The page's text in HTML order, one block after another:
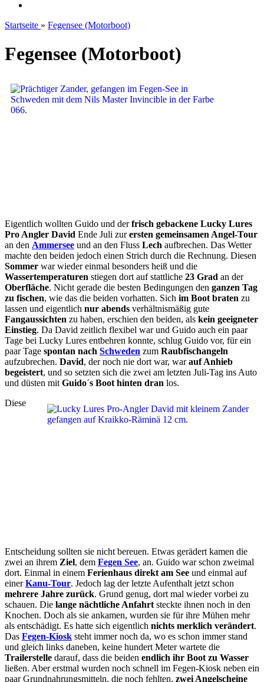
Startseite » Fegensee (Motorboot)
Fegensee (Motorboot)
Eigentlich wollten Guido und derfrisch gebackene Lucky Lures
Pro Angler David Ende Juli zurersten gemeinsamen Angel-Tour
an den Ammersee und an den Fluss Lech aufbrechen. Das Wetter
machte den beiden jedoch einen Strich durch die Rechnung. Diesen
Sommer war wieder einmal besonders heiß und die
Wassertemperaturen stiegen dort auf stattliche 23 Grad an der
Oberfläche. Nicht gerade die besten Bedingungen den ganzen Tag
zu fischen, wie das die beiden vorhatten. Sich im Boot braten zu
lassen und eigentlich nur abends verhältnismäßig gute
Fangaussichten zu haben, erschien den beiden, als kein geeigneter
Einstieg. Da David zeitlich flexibel war und Guido auch ein paar
Tage bei Lucky Lures entbehren konnte, schlug Guido vor, für ein
paar Tage spontan nach Schweden zum Raubfischangeln
aufzubrechen. David, der noch nie dort war, warauf Anhieb
begeistert, und so setzten sich die zwei am letzten Juli-Tag ins Auto
und düsten mit Guido´s Boot hinten dran los.
Diese
Entscheidung sollten sie nicht bereuen. Etwas gerädert kamen die
zwei an ihrem Ziel, dem Fegen See, an. Guido war schon zweimal
dort. Einmal in einem Ferienhaus direkt am See und einmal auf
einerKanu-Tour. Jedoch lag der letzte Aufenthalt jetzt schon
mehrere Jahre zurück. Grund genug, dort mal wieder vorbei zu
schauen. Die lange nächtliche Anfahrt steckte ihnen noch in den
Knochen. Doch als sie ankamen, wurden sie für ihre Mühen mehr
als entschädigt. Es hatte sich eigentlich nichts merklich verändert.
Das Fegen-Kiosk steht immer noch da, wo es schon immer stand
und gleich links daneben, keine hundert Meter wartete die
Trailerstelle darauf, dass die beiden endlich ihr Boot zu Wasser
ließen. Aber erstmal wurden noch schnell im Fegen-Kiosk neben ein
paar Grundnahrungsmitteln, die noch fehlten, zwei Angelscheine